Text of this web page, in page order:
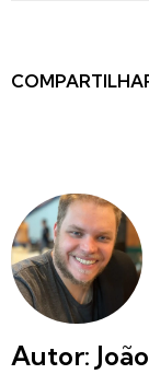
Autor: